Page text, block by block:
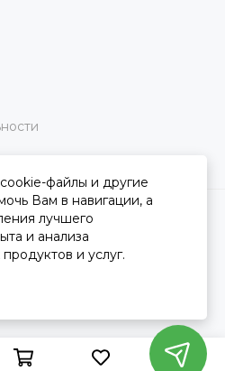
Сна.Карта сайта
файлы и другие
Вам в навигации, а
лучшего
и анализа
и услуг.